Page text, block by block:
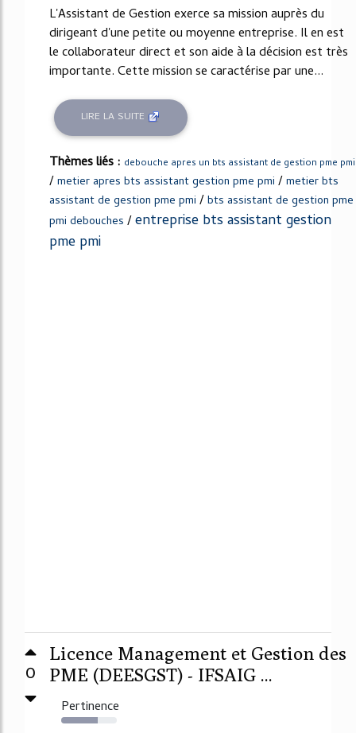
L'Assistant de Gestion exerce sa mission auprès du
dirigeant d'une petite ou moyenne entreprise. Il en est
le collaborateur direct et son aide à la décision est très
importante. Cette mission se caractérise par une...
LIRE LA SUITE
Thèmes liés : debouche apres un bts assistant de gestion pme pmi
/metier apres bts assistant gestion pme pmi /metier bts
assistant de gestion pme pmi /bts assistant de gestion pme
pmi debouches /entreprise bts assistant gestion
pme pmi
0
Licence Management et Gestion des
PME (DEESGST) - IFSAIG ...
Pertinence
65%